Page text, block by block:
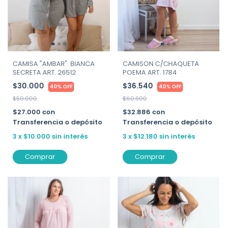
CAMISA "AMBAR". BIANCA
SECRETA ART. 26512
$30.000 40% OFF
$50.000
$27.000 con
Transferencia o depósito
3 x $10.000 sin interés
Comprar
CAMISON C/CHAQUETA
POEMA ART. 1784
$36.540 40% OFF
$60.900
$32.886 con
Transferencia o depósito
3 x $12.180 sin interés
Comprar